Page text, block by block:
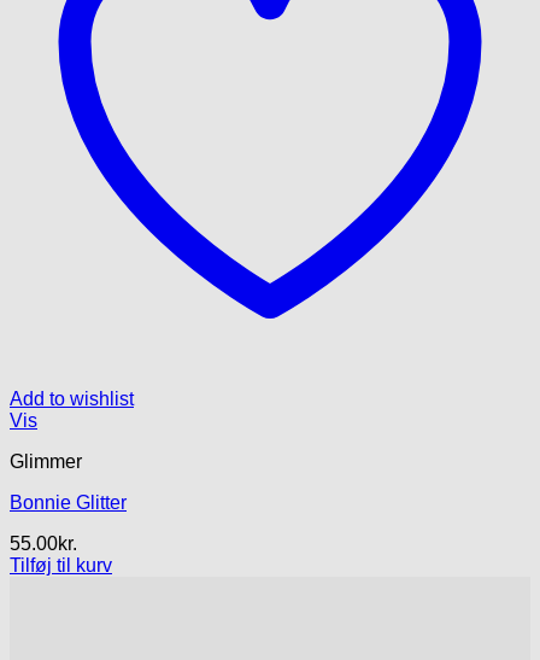
Add to wishlist
Vis
Glimmer
Bonnie Glitter
55.00kr.
Tilføj til kurv